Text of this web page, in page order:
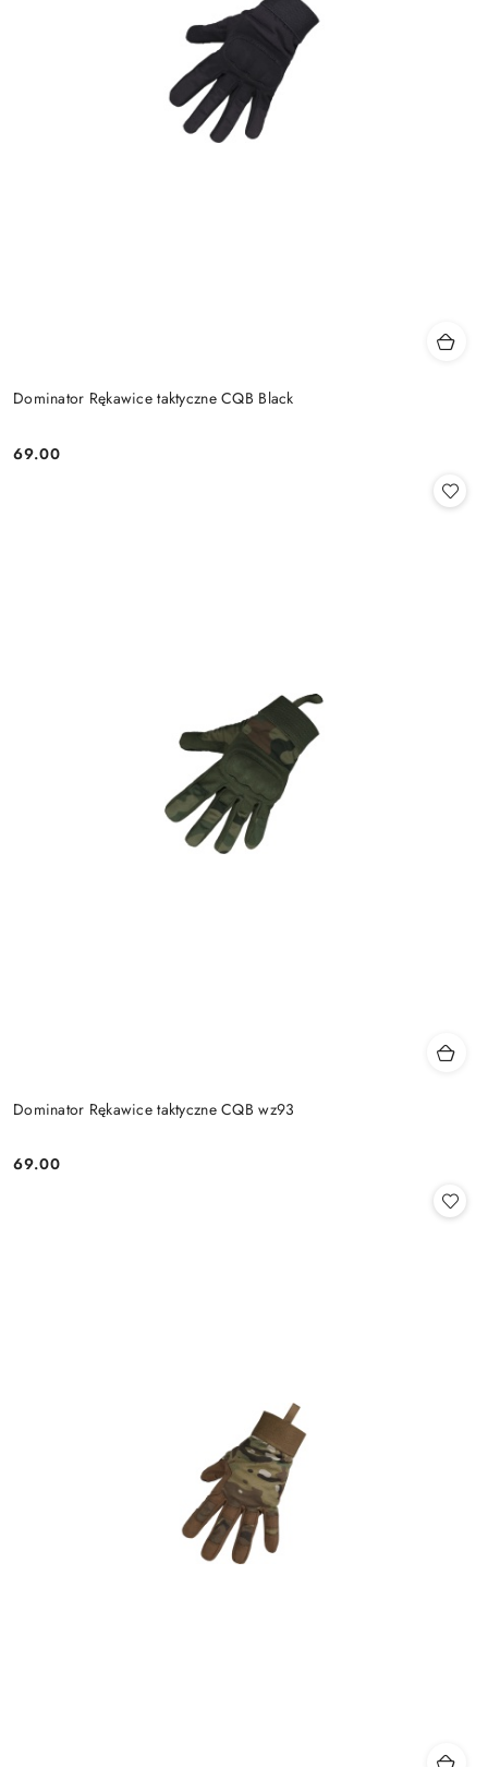
Dominator Rękawice taktyczne CQB Black
Cena:
69.00
Dominator Rękawice taktyczne CQB wz93
Cena:
69.00